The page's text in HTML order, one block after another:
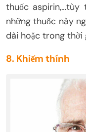
thuốc aspirin,…tùy
những thuốc này
dài hoặc trong thời
8. Khiếm thính